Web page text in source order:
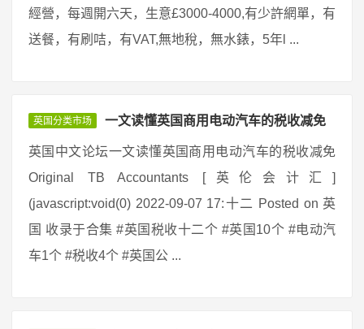
經營，每週開六天，生意£3000-4000,有少許網單，有
送餐，有刷咭，有VAT,無地稅，無水錶，5年l ...
英国分类市场 一文读懂英国商用电动汽车的税收减免
英国中文论坛一文读懂英国商用电动汽车的税收减免
Original TB Accountants [英伦会计汇]
(javascript:void(0) 2022-09-07 17:十二 Posted on 英
国 收录于合集 #英国税收十二个 #英国10个 #电动汽
车1个 #税收4个 #英国公 ...